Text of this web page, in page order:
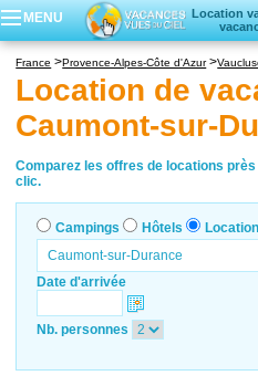
MENU
Location
Locations
Villages
France Provence-Alpes-Côte d'Azur
Location de
Caumont-sur-
Comparez les offres de locations
clic.
Campings Hôtels
Date d'arrivée
Nb. personnes